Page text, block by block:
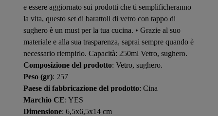
e essere aggiornato sui prodotti che ti semplificheranno
la vita, questo set di barattoli di vetro con tappo di
sughero è un must per la tua cucina. • Grazie al suo
materiale e alla sua trasparenza, saprai sempre quando è
necessario riempirlo. Capacità: 250ml Vetro, sughero.
Composizione del prodotto: Vetro, sughero.
Peso (gr): 257
Paese di fabbricazione del prodotto: Cina
Marchio CE: YES
Dimensione: 6,5x6,5x14 cm